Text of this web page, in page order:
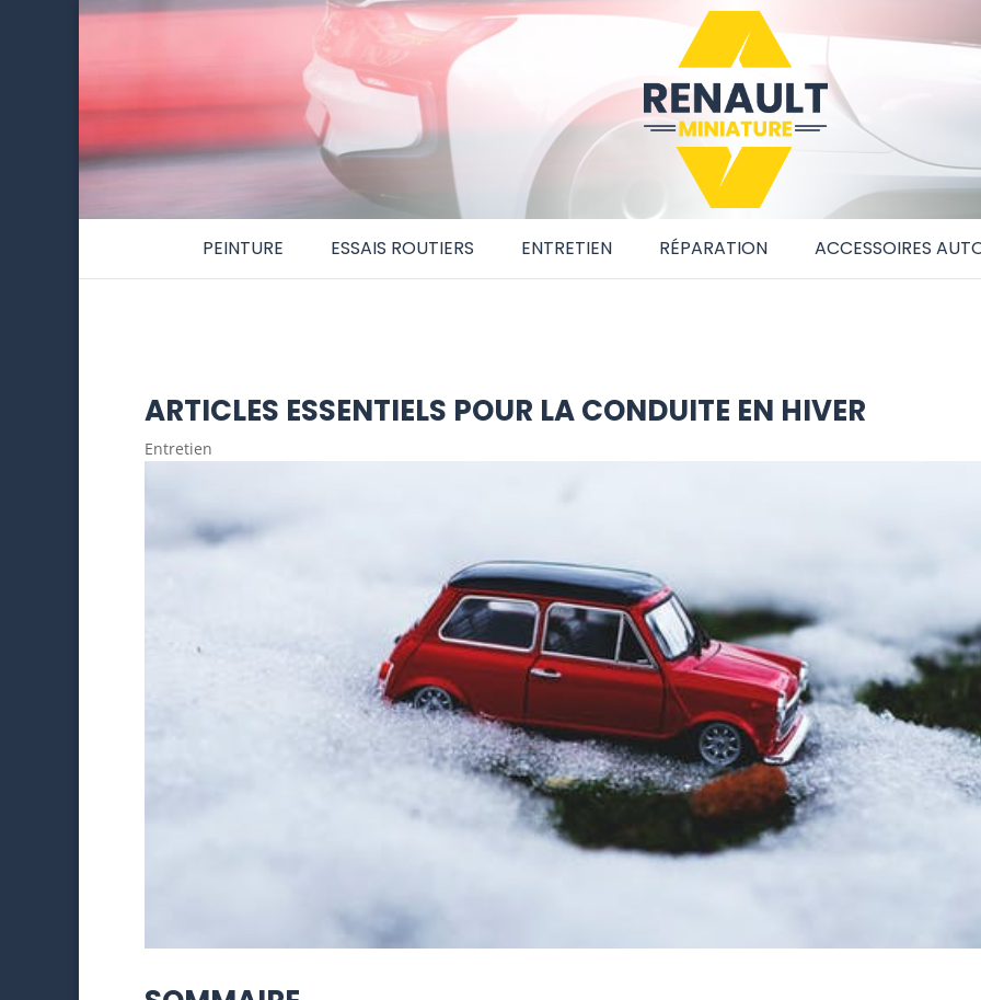
PEINTURE ESSAIS ROUTIERS ENTRETIEN RÉPARATION ACCESSOIRES
ARTICLES ESSENTIELS POUR LA CONDUITE EN HIVER
Entretien